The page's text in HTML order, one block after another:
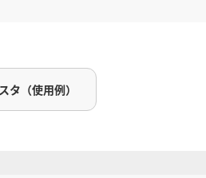
タ（使用例）